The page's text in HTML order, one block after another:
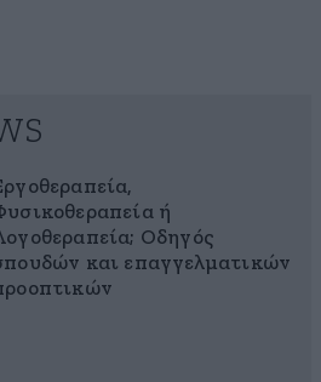
ή
Οδηγός
και επαγγελματικών